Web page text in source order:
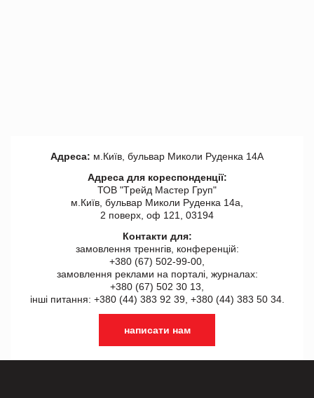
Адреса: м.Київ, бульвар Миколи Руденка 14А
Адреса для кореспонденції:
ТОВ "Tрейд Мастер Груп"
м.Київ, бульвар Миколи Руденка 14а,
2 поверх, оф 121, 03194
Контакти для:
замовлення треннгів, конференцій:
+380 (67) 502-99-00,
замовлення реклами на порталі, журналах:
+380 (67) 502 30 13,
інші питання: +380 (44) 383 92 39, +380 (44) 383 50 34.
написати нам